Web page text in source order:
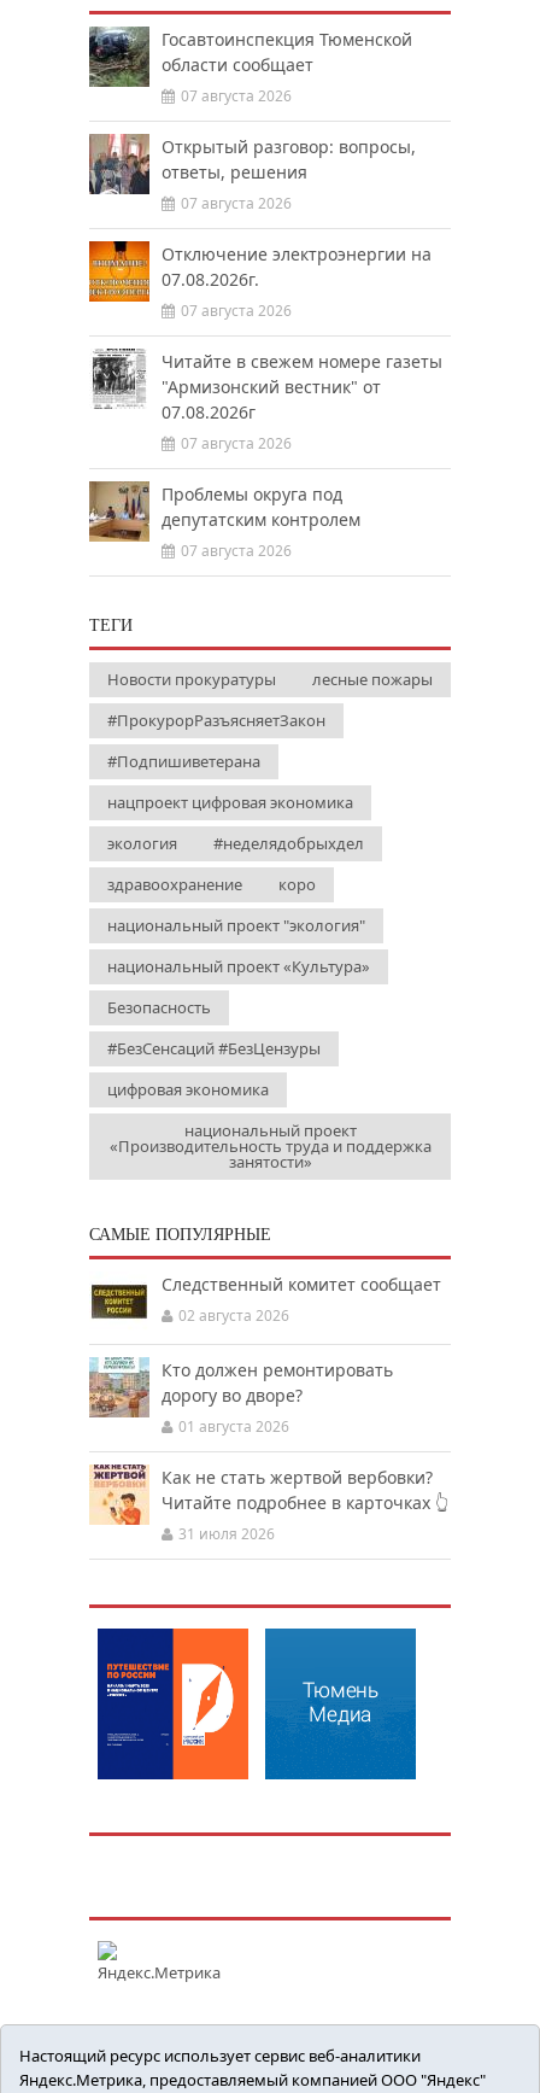
Госавтоинспекция Тюменской
области сообщает
07 августа 2026
Открытый разговор: вопросы,
ответы, решения
07 августа 2026
Отключение электроэнергии на
07.08.2026г.
07 августа 2026
Читайте в свежем номере газеты
"Армизонский вестник" от
07.08.2026г
07 августа 2026
Проблемы округа под
депутатским контролем
07 августа 2026
ТЕГИ
Новости прокуратуры
лесные пожары
#ПрокурорРазъясняетЗакон
#Подпишиветерана
нацпроект цифровая экономика
экология
#неделядобрыхдел
здравоохранение
коро
национальный проект "экология"
национальный проект «Культура»
Безопасность
#БезСенсаций #БезЦензуры
цифровая экономика
национальный проект
«Производительность труда и поддержка
занятости»
САМЫЕ ПОПУЛЯРНЫЕ
Следственный комитет сообщает
02 августа 2026
Кто должен ремонтировать
дорогу во дворе?
01 августа 2026
Как не стать жертвой вербовки?
Читайте подробнее в карточках 👆
31 июля 2026
Настоящий ресурс использует сервис веб-аналитики
Яндекс.Метрика, предоставляемый компанией ООО "Яндекс"